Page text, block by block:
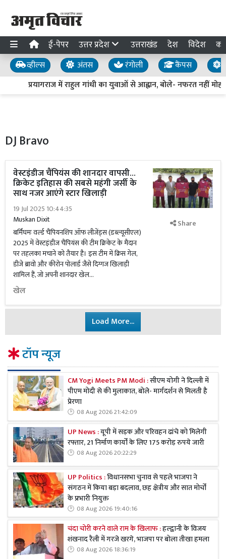
ई-पेपर उत्तर प्रदेश उत्तराखंड देश विदेश
व्हील्स अंतस रंगोली कैंपस
प्रयागराज में राहुल गांधी का युवाओं से आह्वान, बोले- नफरत नहीं
DJ Bravo
वेस्टइंडीज चैंपियंस की शानदार वापसी...
क्रिकेट इतिहास की सबसे महंगी जर्सी के
साथ नजर आएंगे स्टार खिलाड़ी
19 Jul 2025 10:44:35
Muskan Dixit
बर्मिंघमः वर्ल्ड चैंपियनशिप ऑफ लीजेंड्स (डब्ल्यूसीएल)
2025 में वेस्टइंडीज चैंपियंस की टीम क्रिकेट के मैदान
पर तहलका मचाने को तैयार है। इस टीम में क्रिस गेल,
डीजे ब्रावो और कीरोन पोलार्ड जैसे दिग्गज खिलाड़ी
शामिल हैं, जो अपनी शानदार खेल...
खेल
Share
Load More...
टॉप न्यूज
CM Yogi Meets PM Modi :सीएम योगी ने दिल्ली में
पीएम मोदी से की मुलाकात, बोले- मार्गदर्शन से मिलती है
प्रेरणा
08 Aug 2026 21:42:09
UP News :यूपी में सड़क और परिवहन ढांचे को मिलेगी
रफ्तार, 21 निर्माण कार्यों के लिए 175 करोड़ रुपये जारी
08 Aug 2026 20:22:29
UP Politics :विधानसभा चुनाव से पहले भाजपा ने
संगठन में किया बड़ा बदलाव, छह क्षेत्रीय और सात मोर्चों
के प्रभारी नियुक्त
08 Aug 2026 19:40:16
चंदा चोरी करने वाले राम के खिलाफ :हल्द्वानी के विजय
शंखनाद रैली में गरजे खरगे, भाजपा पर बोला तीखा हमला
08 Aug 2026 18:36:19